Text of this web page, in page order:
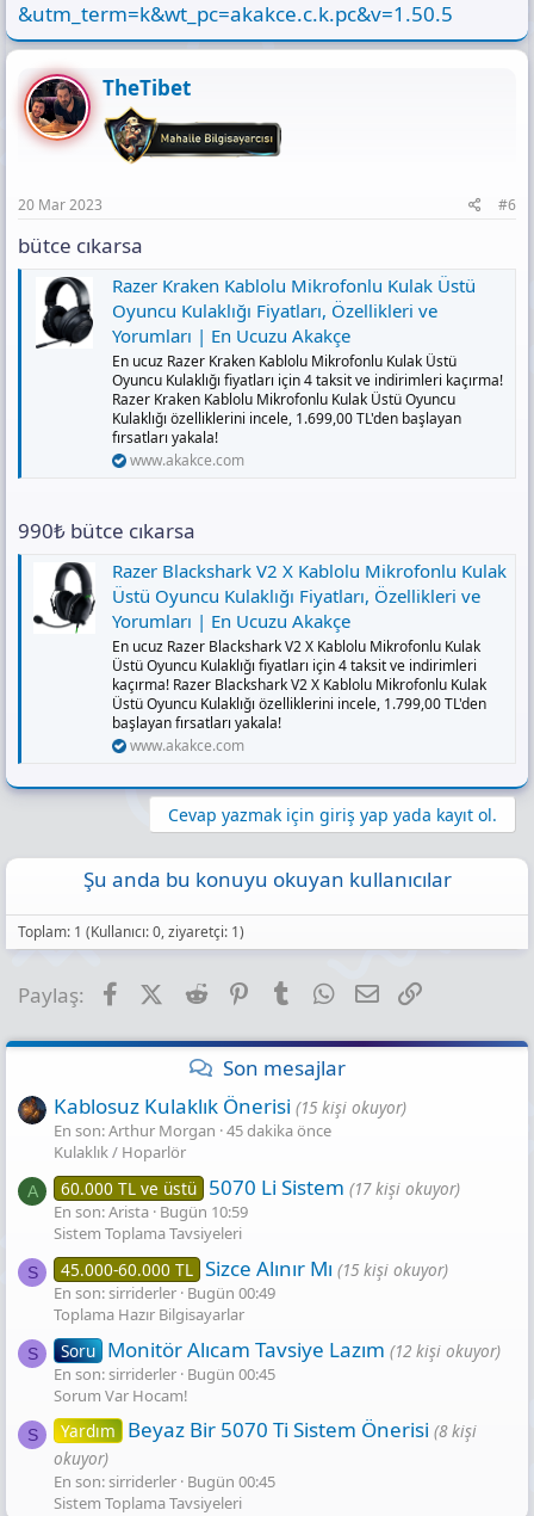
&utm_term=k&wt_pc=akakce.c.k.pc&v=1.50.5
TheTibet
20 Mar 2023 #6
bütce cıkarsa
Razer Kraken Kablolu Mikrofonlu Kulak Üstü
Oyuncu Kulaklığı Fiyatları, Özellikleri ve
Yorumları | En Ucuzu Akakçe
En ucuz Razer Kraken Kablolu Mikrofonlu Kulak Üstü
Oyuncu Kulaklığı fiyatları için 4 taksit ve indirimleri kaçırma!
Razer Kraken Kablolu Mikrofonlu Kulak Üstü Oyuncu
Kulaklığı özelliklerini incele, 1.699,00 TL'den başlayan
fırsatları yakala!
www.akakce.com
990₺ bütce cıkarsa
Razer Blackshark V2 X Kablolu Mikrofonlu Kulak
Üstü Oyuncu Kulaklığı Fiyatları, Özellikleri ve
Yorumları | En Ucuzu Akakçe
En ucuz Razer Blackshark V2 X Kablolu Mikrofonlu Kulak
Üstü Oyuncu Kulaklığı fiyatları için 4 taksit ve indirimleri
kaçırma! Razer Blackshark V2 X Kablolu Mikrofonlu Kulak
Üstü Oyuncu Kulaklığı özelliklerini incele, 1.799,00 TL'den
başlayan fırsatları yakala!
www.akakce.com
Cevap yazmak için giriş yap yada kayıt ol.
Şu anda bu konuyu okuyan kullanıcılar
Toplam: 1 (Kullanıcı: 0, ziyaretçi: 1)
Paylaş: FacebookX (Twitter)
Reddit PinterestTumblr WhatsApp
E-posta
Son mesajlar
Kablosuz Kulaklık Önerisi (15 kişi okuyor)
En son: Arthur Morgan 45 dakika önce
Kulaklık / Hoparlör
A 60.000 TL ve üstü 5070 Li Sistem (17 kişi okuyor)
En son: Arista Bugün 10:59
Sistem Toplama Tavsiyeleri
S 45.000-60.000 TL Sizce Alınır Mı (15 kişi okuyor)
En son: sirriderler Bugün 00:49
Toplama Hazır Bilgisayarlar
S Soru Monitör Alıcam Tavsiye Lazım (12 kişi okuyor)
En son: sirriderler Bugün 00:45
Sorum Var Hocam!
S Yardım Beyaz Bir 5070 Ti Sistem Önerisi (8 kişi
okuyor)
En son: sirriderler Bugün 00:45
Sistem Toplama Tavsiyeleri